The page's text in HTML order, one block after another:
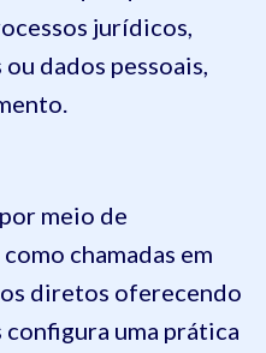
jurídicos,
dados pessoais,
por meio de
chamadas em
diretos oferecendo
configura uma prática